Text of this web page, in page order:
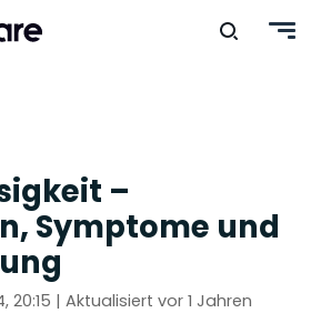
–
Symptome und
20:15 | Aktualisiert vor 1 Jahren